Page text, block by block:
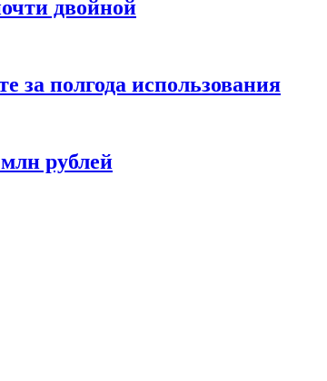
двойной
за полгода использования
рублей